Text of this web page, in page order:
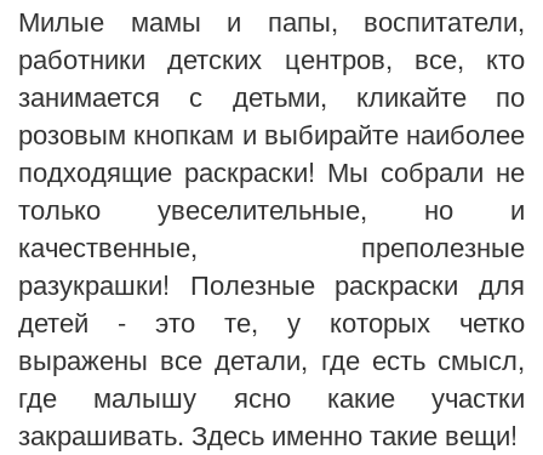
Милые мамы и папы, воспитатели,
работники детских центров, все, кто
занимается с детьми, кликайте по
розовым кнопкам и выбирайте наиболее
подходящие раскраски! Мы собрали не
только увеселительные, но и
качественные, преполезные
разукрашки! Полезные раскраски для
детей - это те, у которых четко
выражены все детали, где есть смысл,
где малышу ясно какие участки
закрашивать. Здесь именно такие вещи!